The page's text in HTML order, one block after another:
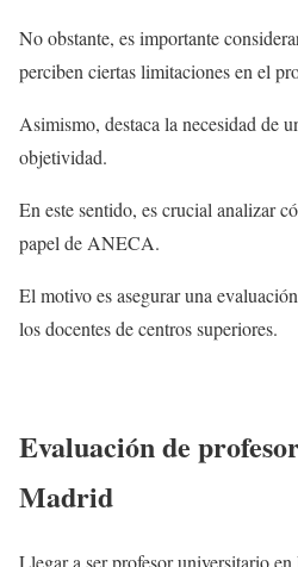
No obstante, es importante
perciben ciertas limitaciones en el
Asimismo, destaca la necesidad de
objetividad.
En este sentido, es crucial analizar
papel de ANECA.
El motivo es asegurar una
los docentes de centros superiores.
Evaluación de
Madrid
Llegar a ser profesor universitario